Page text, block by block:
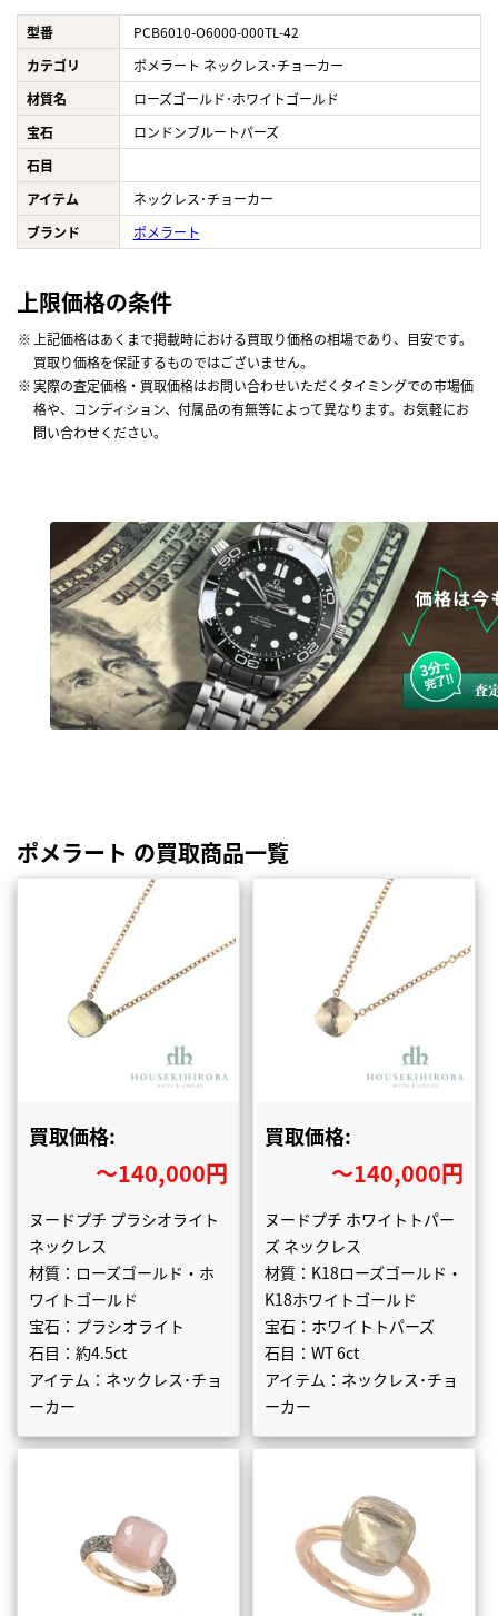
型番
PCB6010-O6000-000TL-42
カテゴリ
ポメラート ネックレス･チョーカー
材質名
ローズゴールド･ホワイトゴールド
宝石
ロンドンブルートパーズ
石目
アイテム
ネックレス･チョーカー
ブランド
ポメラート
上限価格の条件
上記価格はあくまで掲載時における買取り価格の相場であり、目安です。
買取り価格を保証するものではございません。
実際の査定価格・買取価格はお問い合わせいただくタイミングでの市場価
格や、コンディション、付属品の有無等によって異なります。お気軽にお
問い合わせください。
ポメラート の買取商品一覧
買取価格:
〜140,000円
ヌードプチ プラシオライト
ネックレス
材質：ローズゴールド・ホ
ワイトゴールド
宝石：プラシオライト
石目：約4.5ct
アイテム：ネックレス･チョ
ーカー
買取価格:
〜140,000円
ヌードプチ ホワイトトパー
ズ ネックレス
材質：K18ローズゴールド・
K18ホワイトゴールド
宝石：ホワイトトパーズ
石目：WT 6ct
アイテム：ネックレス･チョ
ーカー